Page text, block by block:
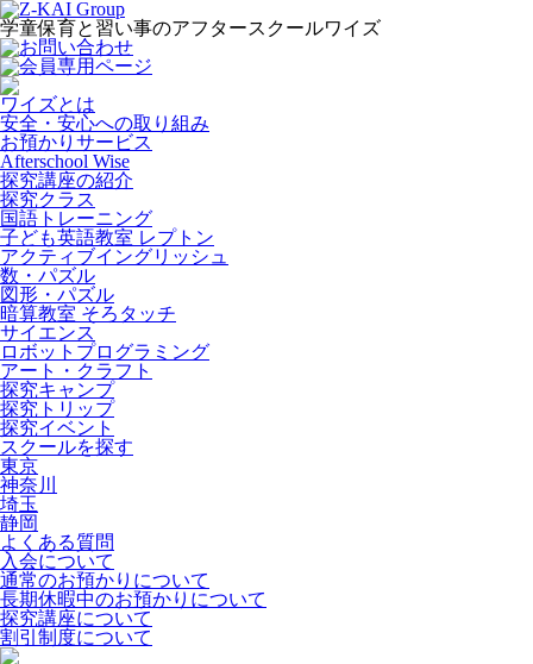
学童保育と習い事のアフタースクールワイズ
ワイズとは
安全・安心への取り組み
お預かりサービス
Afterschool Wise
探究講座の紹介
探究クラス
国語トレーニング
子ども英語教室 レプトン
アクティブイングリッシュ
数・パズル
図形・パズル
暗算教室 そろタッチ
サイエンス
ロボットプログラミング
アート・クラフト
探究キャンプ
探究トリップ
探究イベント
スクールを探す
東京
神奈川
埼玉
静岡
よくある質問
入会について
通常のお預かりについて
長期休暇中のお預かりについて
探究講座について
割引制度について